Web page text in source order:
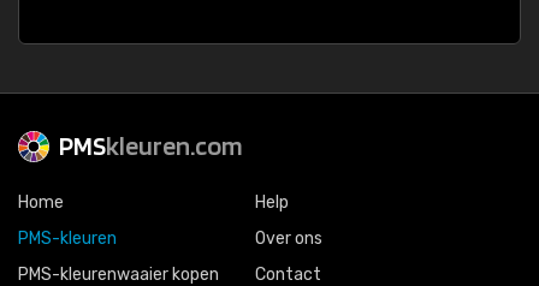
PMSkleuren.com
Home
PMS-kleuren
PMS-kleurenwaaier kopen
Help
Over ons
Contact